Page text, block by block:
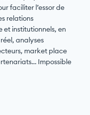
faciliter l’essor de
relations
et institutionnels, en
analyses
market place
Impossible